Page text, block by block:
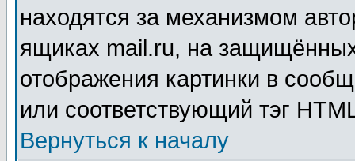
находятся за механизмом
ящиках mail.ru, на
отображения картинки в
или соответствующий тэг
Вернуться к началу